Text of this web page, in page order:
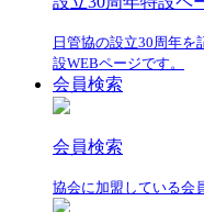
日管協の設立30周年
設WEBページです。
会員検索
会員検索
協会に加盟している会